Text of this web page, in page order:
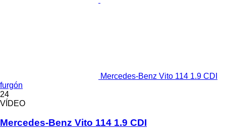
Mercedes-Benz Vito 114 1.9 CDI
furgón
24
VÍDEO
Mercedes-Benz Vito 114 1.9 CDI